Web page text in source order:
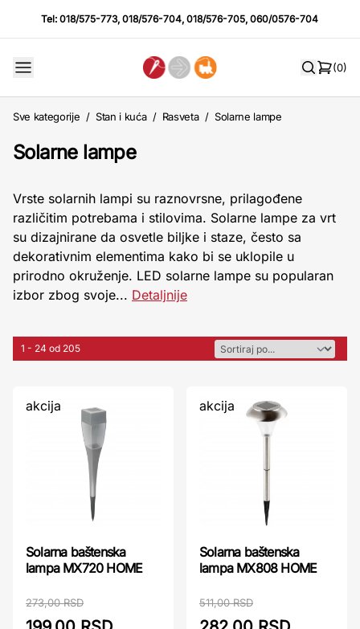
Tel:018/575-773,018/576-704,018/576-705,060/0576-704
(0)
Sve kategorije / Stan i kuća / Rasveta / Solarne lampe
Solarne lampe
Vrste solarnih lampi su raznovrsne, prilagođene
različitim potrebama i stilovima. Solarne lampe za vrt
su dizajnirane da osvetle biljke i staze, često sa
dekorativnim elementima kako bi se uklopile u
prirodno okruženje. LED solarne lampe su popularan
izbor zbog svoje... Detaljnije
1 - 24 od 205
akcija
Solarna baštenska
lampa MX720 HOME
273,00 RSD
akcija
Solarna baštenska
lampa MX808 HOME
511,00 RSD